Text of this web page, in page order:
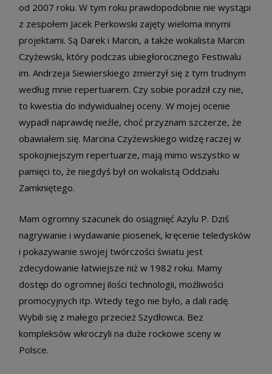
od 2007 roku. W tym roku prawdopodobnie nie wystąpi
z zespołem Jacek Perkowski zajęty wieloma innymi
projektami. Są Darek i Marcin, a także wokalista Marcin
Czyżewski, który podczas ubiegłorocznego Festiwalu
im. Andrzeja Siewierskiego zmierzył się z tym trudnym
według mnie repertuarem. Czy sobie poradził czy nie,
to kwestia do indywidualnej oceny. W mojej ocenie
wypadł naprawdę nieźle, choć przyznam szczerze, że
obawiałem się. Marcina Czyżewskiego widzę raczej w
spokojniejszym repertuarze, mają mimo wszystko w
pamięci to, że niegdyś był on wokalistą Oddziału
Zamkniętego.
Mam ogromny szacunek do osiągnięć Azylu P. Dziś
nagrywanie i wydawanie piosenek, kręcenie teledysków
i pokazywanie swojej twórczości światu jest
zdecydowanie łatwiejsze niż w 1982 roku. Mamy
dostęp do ogromnej ilości technologii, możliwości
promocyjnych itp. Wtedy tego nie było, a dali radę.
Wybili się z małego przecież Szydłowca. Bez
kompleksów wkroczyli na duże rockowe sceny w
Polsce.